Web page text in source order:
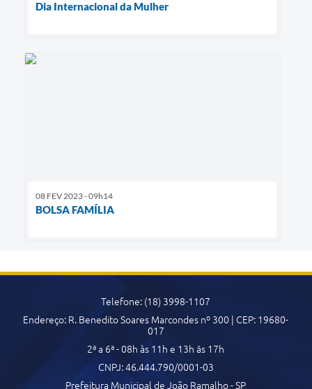
Dia Internacional da Mulher
08 FEV 2023 - 09h14
BOLSA FAMÍLIA
Telefone: (18) 3998-1107
Endereço: R. Benedito Soares Marcondes nº 300 | CEP: 19680-
017
2ª a 6ª - 08h às 11h e 13h âs 17h
CNPJ: 46.444.790/0001-03
Prefeitura Municipal de João Ramalho - SP